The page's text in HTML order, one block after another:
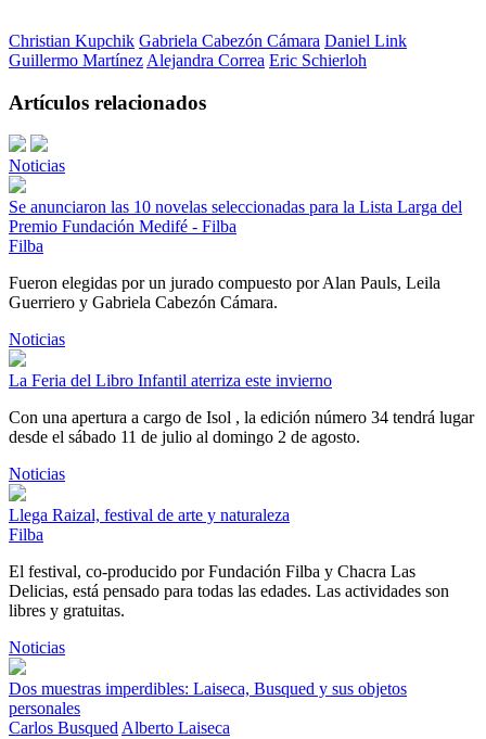
Christian Kupchik Gabriela Cabezón Cámara Daniel Link
Guillermo Martínez Alejandra Correa Eric Schierloh
Artículos relacionados
Noticias
Se anunciaron las 10 novelas seleccionadas para la Lista Larga del
Premio Fundación Medifé - Filba
Filba
Fueron elegidas por un jurado compuesto por Alan Pauls, Leila
Guerriero y Gabriela Cabezón Cámara.
Noticias
La Feria del Libro Infantil aterriza este invierno
Con una apertura a cargo de Isol , la edición número 34 tendrá lugar
desde el sábado 11 de julio al domingo 2 de agosto.
Noticias
Llega Raizal, festival de arte y naturaleza
Filba
El festival, co-producido por Fundación Filba y Chacra Las
Delicias, está pensado para todas las edades. Las actividades son
libres y gratuitas.
Noticias
Dos muestras imperdibles: Laiseca, Busqued y sus objetos
personales
Carlos BusquedAlberto Laiseca